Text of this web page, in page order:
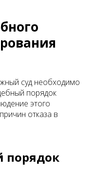
суд необходимо
порядок
этого
отказа в
порядок